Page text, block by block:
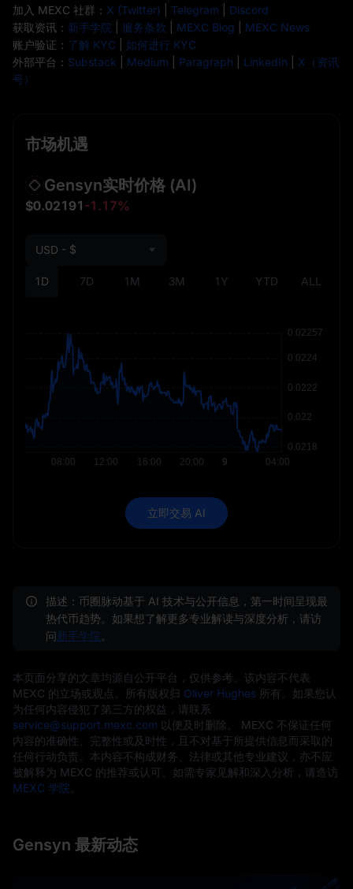
加入 MEXC 社群： X (Twitter) Telegram
Discord
获取资讯： 新手学院 服务条款 MEXC Blog
MEXC News
账户验证： 了解 KYC
如何进行 KYC
外部平台： Substack Medium Paragraph LinkedIn
X（资讯
号）
市场机遇
Gensyn实时价格 (AI)
$0.02191 -1.17%
1D 7D 1M 3M 1Y YTD ALL
USD - $
立即交易 AI
描述：币圈脉动基于 AI 技术与公开信息，第一时间呈现最
热代币趋势。如果想了解更多专业解读与深度分析，请访
问新手学院
本页面分享的文章均源自公开平台，仅供参考。该内容不代表
MEXC 的立场或观点。所有版权归 Oliver Hughes 所有。如果您认
为任何内容侵犯了第三方的权益，请联系
service@support.mexc.com 以便及时删除。 MEXC 不保证任何
内容的准确性、完整性或及时性，且不对基于所提供信息而采取的
任何行动负责。本内容不构成财务、法律或其他专业建议，亦不应
被解释为 MEXC 的推荐或认可。如需专家见解和深入分析，请造访
MEXC 学院
Gensyn 最新动态